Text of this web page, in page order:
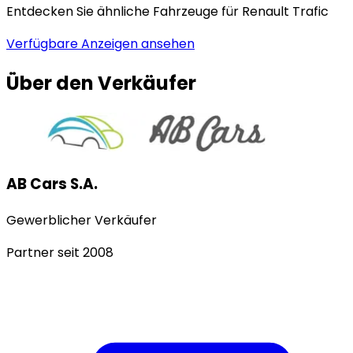
Entdecken Sie ähnliche Fahrzeuge für Renault Trafic
Verfügbare Anzeigen ansehen
Über den Verkäufer
AB Cars S.A.
Gewerblicher Verkäufer
Partner seit 2008